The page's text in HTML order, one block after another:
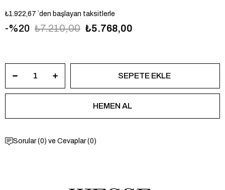
₺1.922,67 `den başlayan taksitlerle
20 ₺7.210,00 ₺5.768,00
Sorular (0) ve Cevaplar (0)